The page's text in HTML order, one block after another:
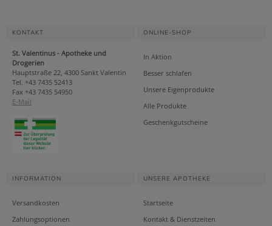
KONTAKT
St. Valentinus - Apotheke und
Drogerien
Hauptstraße 22, 4300 Sankt Valentin
Tel. +43 7435 52413
Fax +43 7435 54950
E-Mail
ONLINE-SHOP
In Aktion
Besser schlafen
Unsere Eigenprodukte
Alle Produkte
Geschenkgutscheine
INFORMATION
Versandkosten
Zahlungsoptionen
UNSERE APOTHEKE
Startseite
Kontakt & Dienstzeiten